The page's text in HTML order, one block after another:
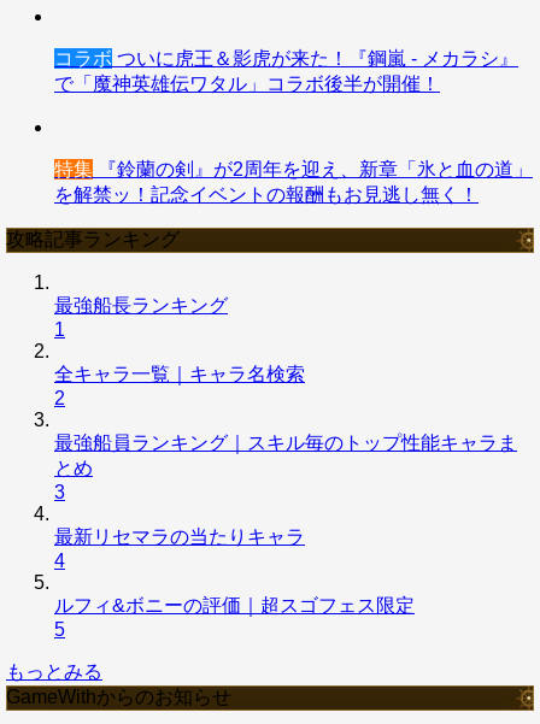
コラボ ついに虎王＆影虎が来た！『鋼嵐 - メカラシ』
で「魔神英雄伝ワタル」コラボ後半が開催！
特集 『鈴蘭の剣』が2周年を迎え、新章「氷と血の道」
を解禁ッ！記念イベントの報酬もお見逃し無く！
攻略記事ランキング
最強船長ランキング
1
全キャラ一覧｜キャラ名検索
2
最強船員ランキング｜スキル毎のトップ性能キャラま
とめ
3
最新リセマラの当たりキャラ
4
ルフィ&ボニーの評価｜超スゴフェス限定
5
もっとみる
GameWithからのお知らせ